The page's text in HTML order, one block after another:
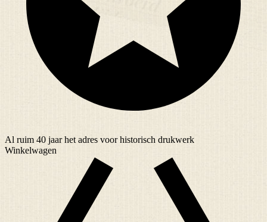
Al ruim 40 jaarhet adres voor historisch drukwerk
Winkelwagen